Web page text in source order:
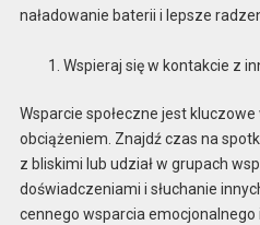
naładowanie baterii i lepsze
Wspieraj się w kontakcie z
Wsparcie społeczne jest
obciążeniem. Znajdź czas na
z bliskimi lub udział w grupach
doświadczeniami i słuchanie
cennego wsparcia